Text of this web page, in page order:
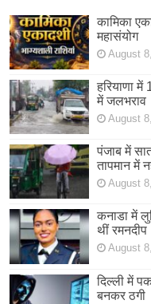
कामिका
महासंयोग
August
हरियाणा
में जलभराव
August
पंजाब में
तापमान में
August
कनाडा में
थीं रमनदीप
August
दिल्ली में
बनकर ठगी